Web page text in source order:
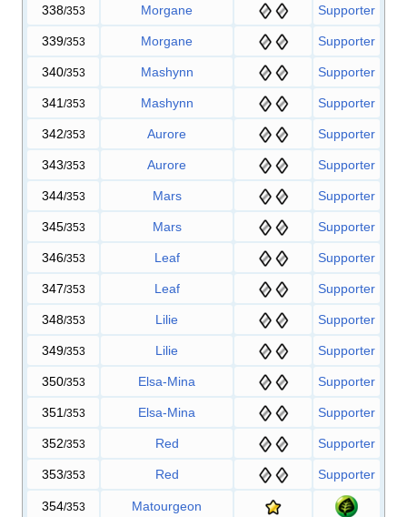
338/353 Morgane Supporter
339/353 Morgane Supporter
340/353 Mashynn Supporter
341 /353 Mashynn Supporter
342/353 Aurore Supporter
343/353 Aurore Supporter
344/353 Mars Supporter
345/353 Mars Supporter
346/353 Leaf Supporter
347/353 Leaf Supporter
348/353 Lilie Supporter
349/353 Lilie Supporter
350/353 Elsa-Mina Supporter
351 /353 Elsa-Mina Supporter
352/353 Red Supporter
353/353 Red Supporter
354/353 Matourgeon